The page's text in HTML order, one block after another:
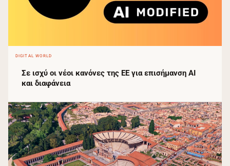
DIGITAL WORLD
Σε ισχύ οι νέοι κανόνες της ΕΕ για επισήμανση AI
και διαφάνεια